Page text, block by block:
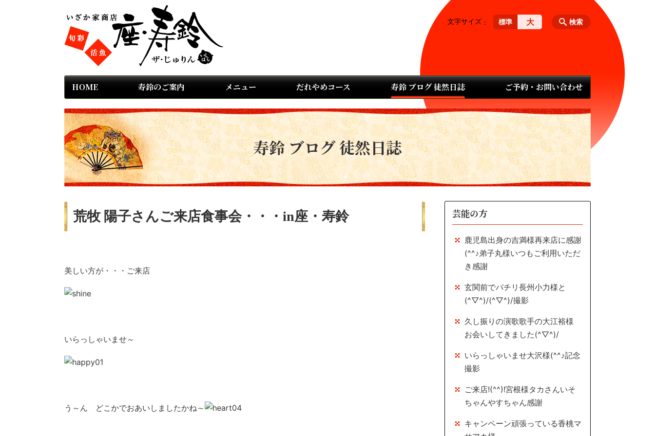
HOME 寿鈴のご案内 メニュー だれやめコース 寿鈴 ブログ 徒然日誌 ご予約・お問い合わせ
検索
文字サイズ 標準 大
寿鈴 ブログ 徒然日誌
荒牧 陽子さんご来店食事会・・・in座・寿鈴
美しい方が・・・ご来店
いらっしゃいませ～
う～ん どこかでおあいしましたかね～
芸能の方
鹿児島出身の吉満様再来店に感謝
(^^♪弟子丸様いつもご利用いただ
き感謝
玄関前でパチリ長州小力様と
(^▽^)/(^▽^)/撮影
久し振りの演歌歌手の大江裕様
お会いしてきました(^▽^)/
いらっしゃいませ大沢様(^^♪記念
撮影
ご来店!(^^)!宮根様タカさんいそ
ちゃんやすちゃん感謝
キャンペーン頑張っている香桃マ